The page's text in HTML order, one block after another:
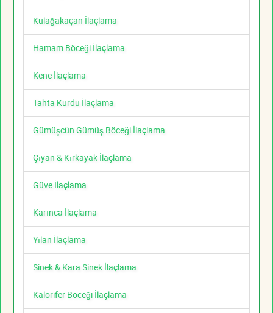
Kulağakaçan İlaçlama
Hamam Böceği İlaçlama
Kene İlaçlama
Tahta Kurdu İlaçlama
Gümüşcün Gümüş Böceği İlaçlama
Çıyan & Kırkayak İlaçlama
Güve İlaçlama
Karınca İlaçlama
Yılan İlaçlama
Sinek & Kara Sinek İlaçlama
Kalorifer Böceği İlaçlama